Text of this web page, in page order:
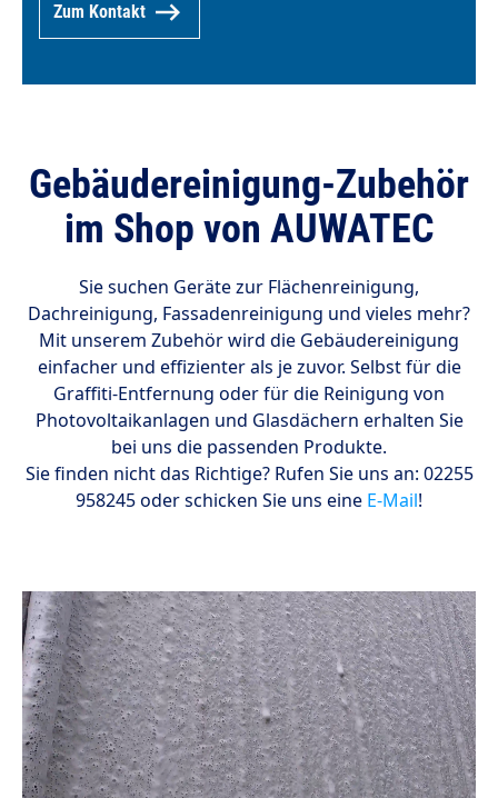
Zum Kontakt
Gebäudereinigung-Zubehör
im Shop von AUWATEC
Sie suchen Geräte zur Flächenreinigung,
Dachreinigung, Fassadenreinigung und vieles mehr?
Mit unserem Zubehör wird die Gebäudereinigung
einfacher und effizienter als je zuvor. Selbst für die
Graffiti-Entfernung oder für die Reinigung von
Photovoltaikanlagen und Glasdächern erhalten Sie
bei uns die passenden Produkte.
Sie finden nicht das Richtige? Rufen Sie uns an: 02255
958245 oder schicken Sie uns eine E-Mail!